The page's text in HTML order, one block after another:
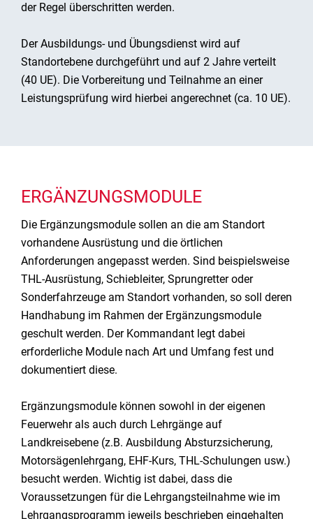
der Regel überschritten werden.
Der Ausbildungs- und Übungsdienst wird auf
Standortebene durchgeführt und auf 2 Jahre verteilt
(40 UE). Die Vorbereitung und Teilnahme an einer
Leistungsprüfung wird hierbei angerechnet (ca. 10 UE).
ERGÄNZUNGSMODULE
Die Ergänzungsmodule sollen an die am Standort
vorhandene Ausrüstung und die örtlichen
Anforderungen angepasst werden. Sind beispielsweise
THL-Ausrüstung, Schiebleiter, Sprungretter oder
Sonderfahrzeuge am Standort vorhanden, so soll deren
Handhabung im Rahmen der Ergänzungsmodule
geschult werden. Der Kommandant legt dabei
erforderliche Module nach Art und Umfang fest und
dokumentiert diese.
Ergänzungsmodule können sowohl in der eigenen
Feuerwehr als auch durch Lehrgänge auf
Landkreisebene (z.B. Ausbildung Absturzsicherung,
Motorsägenlehrgang, EHF-Kurs, THL-Schulungen usw.)
besucht werden. Wichtig ist dabei, dass die
Voraussetzungen für die Lehrgangsteilnahme wie im
Lehrgangsprogramm jeweils beschrieben eingehalten